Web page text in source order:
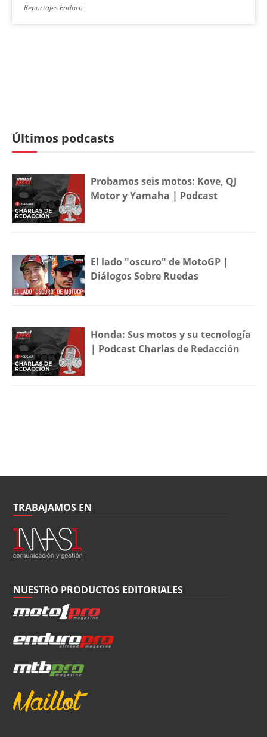
Reportajes Enduro
Últimos podcasts
Probamos seis motos: Kove, QJ
Motor y Yamaha | Podcast
El lado "oscuro" de MotoGP |
Diálogos Sobre Ruedas
Honda: Sus motos y su tecnología
| Podcast Charlas de Redacción
TRABAJAMOS EN
NUESTRO PRODUCTOS EDITORIALES